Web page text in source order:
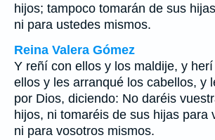
hijos; tampoco tomarán de sus
ni para ustedes mismos.
Reina Valera Gómez
Y reñí con ellos y los maldije, y
ellos y les arranqué los cabellos, y
por Dios, diciendo: No daréis
hijos, ni tomaréis de sus hijas para
ni para vosotros mismos.